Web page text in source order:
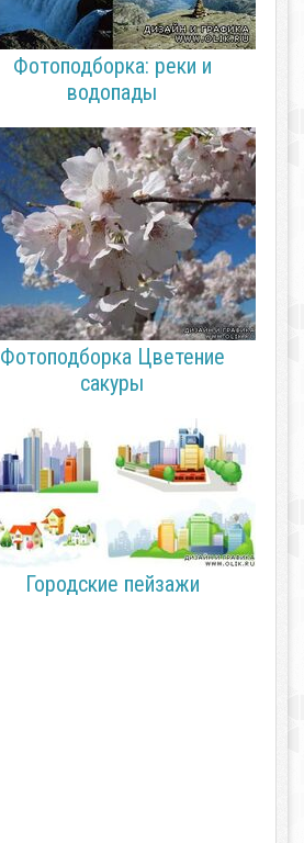
Фотоподборка: реки и
водопады
Фотоподборка Цветение
сакуры
Городские пейзажи